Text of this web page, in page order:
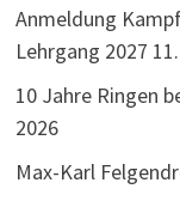
Anmeldung
Lehrgang 2027
10 Jahre Ringen
2026
Max-Karl